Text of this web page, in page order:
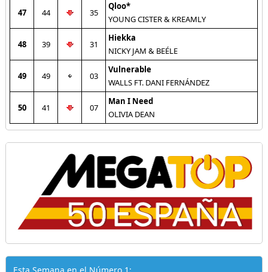
47 44 35
Qloo*
YOUNG CISTER & KREAMLY
48 39 31
Hiekka
NICKY JAM & BEÉLE
49 49 03
Vulnerable
WALLS FT. DANI FERNÁNDEZ
50 41 07
Man I Need
OLIVIA DEAN